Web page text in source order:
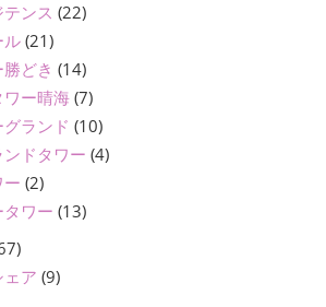
ンス (22)
ル(21)
どき (14)
ー晴海 (7)
ランド (10)
ドタワー (4)
(2)
ワー (13)
ェア (9)